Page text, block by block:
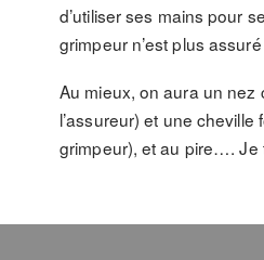
d’utiliser ses mains pour
grimpeur n’est plus
Au mieux, on aura un nez
l’assureur) et une cheville
grimpeur), et au pire…. Je